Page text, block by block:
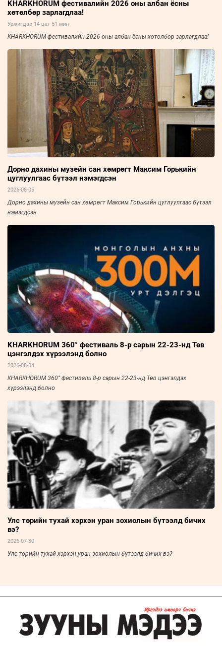
KHARKHORUM фестивалийн 2026 оны албан ёсны
хөтөлбөр зарлагдлаа!
Уржигдар 14 цаг 51 мин
KHARKHORUM фестивалийн 2026 оны албан ёсны хөтөлбөр зарлагдлаа!
Дорно дахины музейн сан хөмрөгт Максим Горькийн
цуглуулгаас бүтээл нэмэгдсэн
2026-08-05
Дорно дахины музейн сан хөмрөгт Максим Горькийн цуглуулгаас бүтээл
нэмэгдсэн
KHARKHORUM 360° фестиваль 8-р сарын 22-23-нд Төв
цэнгэлдэх хүрээлэнд болно
2026-08-04
KHARKHORUM 360° фестиваль 8-р сарын 22-23-нд Төв цэнгэлдэх
хүрээлэнд болно
Улс төрийн тухай хэрхэн уран зохиолын бүтээлд бичих
вэ?
2026-07-30
Улс төрийн тухай хэрхэн уран зохиолын бүтээлд бичих вэ?